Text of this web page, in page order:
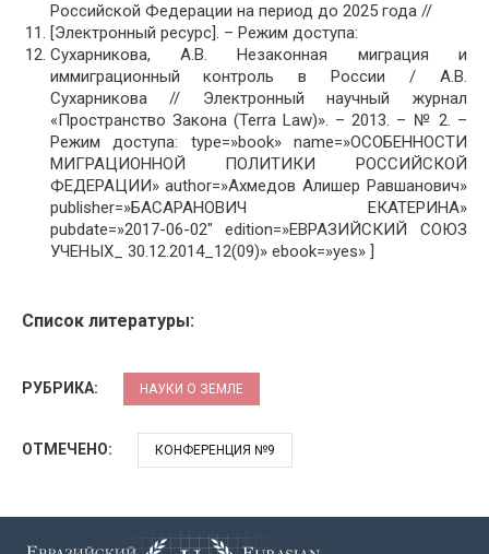
Российской Федерации на период до 2025 года //
[Электронный ресурс]. – Режим доступа:
Сухарникова, А.В. Незаконная миграция и
иммиграционный контроль в России / А.В.
Сухарникова // Электронный научный журнал
«Пространство Закона (Terra Law)». – 2013. – № 2. –
Режим доступа: type=»book» name=»ОСОБЕННОСТИ
МИГРАЦИОННОЙ ПОЛИТИКИ РОССИЙСКОЙ
ФЕДЕРАЦИИ» author=»Ахмедов Алишер Равшанович»
publisher=»БАСАРАНОВИЧ ЕКАТЕРИНА»
pubdate=»2017-06-02″ edition=»ЕВРАЗИЙСКИЙ СОЮЗ
УЧЕНЫХ_ 30.12.2014_12(09)» ebook=»yes» ]
Список литературы:
РУБРИКА: НАУКИ О ЗЕМЛЕ
ОТМЕЧЕНО: КОНФЕРЕНЦИЯ №9